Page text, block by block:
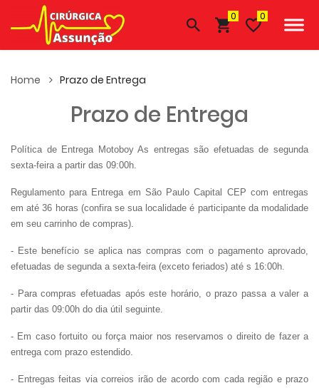
0
Home Prazo de Entrega
Prazo de Entrega
Política de Entrega Motoboy As entregas são efetuadas de segunda
sexta-feira a partir das 09:00h.
Regulamento para Entrega em São Paulo Capital CEP com entregas
em até 36 horas (confira se sua localidade é participante da modalidade
em seu carrinho de compras).
- Este benefício se aplica nas compras com o pagamento aprovado,
efetuadas de segunda a sexta-feira (exceto feriados) até s 16:00h.
- Para compras efetuadas após este horário, o prazo passa a valer a
partir das 09:00h do dia útil seguinte.
- Em caso fortuito ou força maior nos reservamos o direito de fazer a
entrega com prazo estendido.
- Entregas feitas via correios irão de acordo com cada região e prazo